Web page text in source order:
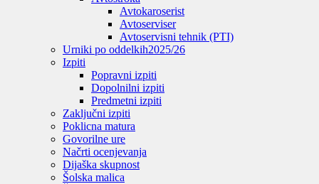
Avtokaroserist
Avtoserviser
Avtoservisni tehnik (PTI)
Urniki po oddelkih2025/26
Izpiti
Popravni izpiti
Dopolnilni izpiti
Predmetni izpiti
Zaključni izpiti
Poklicna matura
Govorilne ure
Načrti ocenjevanja
Dijaška skupnost
Šolska malica